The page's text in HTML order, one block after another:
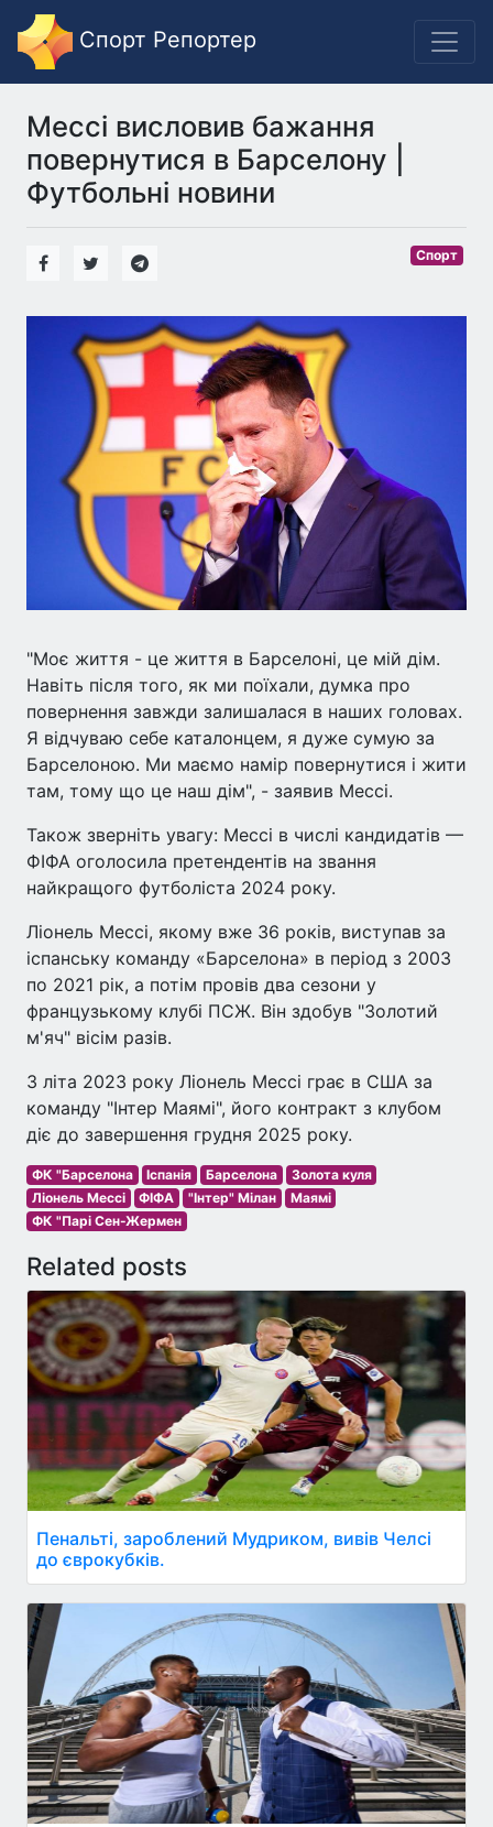
Спорт Репортер
Мессі висловив бажання
повернутися в Барселону |
Футбольні новини
Спорт
"Моє життя - це життя в Барселоні, це мій дім.
Навіть після того, як ми поїхали, думка про
повернення завжди залишалася в наших головах.
Я відчуваю себе каталонцем, я дуже сумую за
Барселоною. Ми маємо намір повернутися і жити
там, тому що це наш дім", - заявив Мессі.
Також зверніть увагу: Мессі в числі кандидатів —
ФІФА оголосила претендентів на звання
найкращого футболіста 2024 року.
Ліонель Мессі, якому вже 36 років, виступав за
іспанську команду «Барселона» в період з 2003
по 2021 рік, а потім провів два сезони у
французькому клубі ПСЖ. Він здобув "Золотий
м'яч" вісім разів.
З літа 2023 року Ліонель Мессі грає в США за
команду "Інтер Маямі", його контракт з клубом
діє до завершення грудня 2025 року.
ФК "Барселона Іспанія Барселона
Золота куля
Ліонель Мессі
ФІФА "Інтер" Мілан
Маямі
ФК "Парі Сен-Жермен
Related posts
Пенальті, зароблений Мудриком, вивів Челсі
до єврокубків.